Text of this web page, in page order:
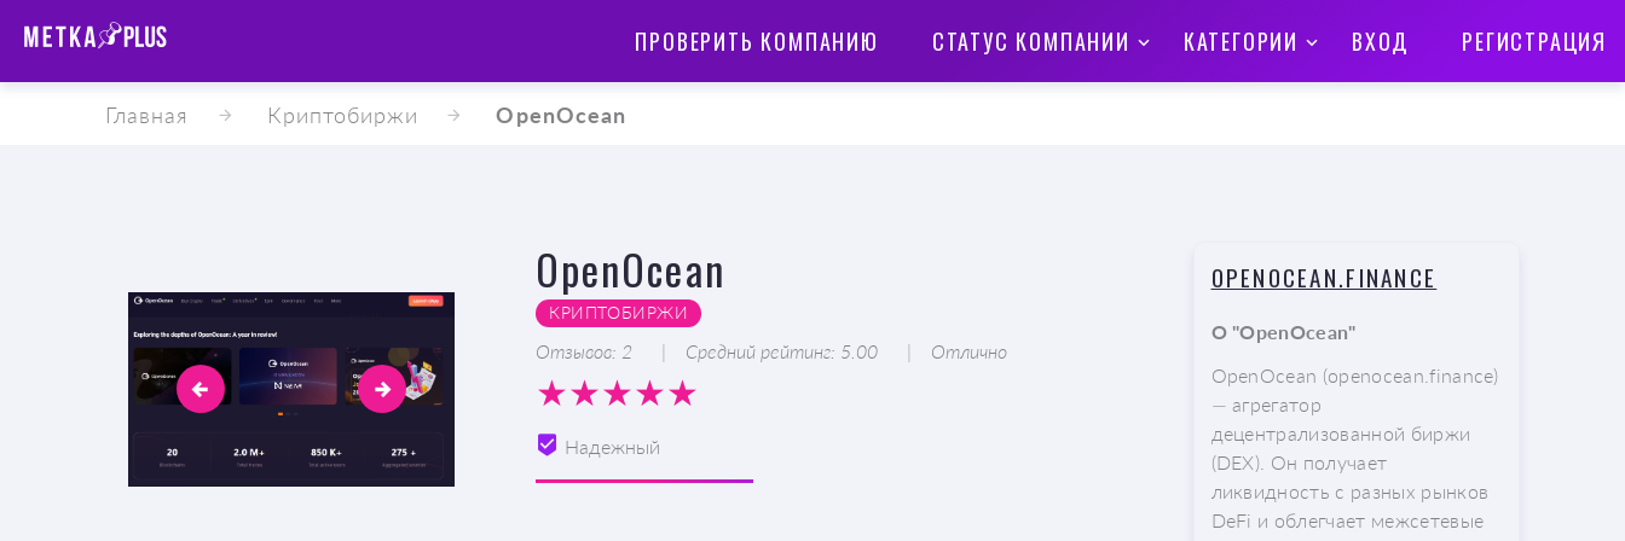
ПРОВЕРИТЬ КОМПАНИЮ СТАТУС КОМПАНИИ КАТЕГОРИИ ВХОД РЕГИСТРАЦИЯ
Главная Криптобиржи OpenOcean
OpenOcean
КРИПТОБИРЖИ
Отзывов: 2 Средний рейтинг: 5.00 Отлично
Надежный
OPENOCEAN.FINANCE
О "OpenOcean"
OpenOcean (openocean.finance)
— агрегатор
децентрализованной биржи
(DEX). Он получает
ликвидность с разных рынков
DeFi и облегчает межсетевые